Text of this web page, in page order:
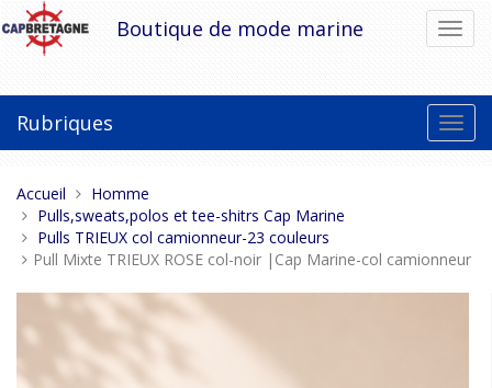
Aller
au
contenu
la
Boutique de mode marine
la
Rubriques
Vous
êtes
ici :
Accueil
Homme
Pulls,sweats,polos et tee-shitrs Cap Marine
Pulls TRIEUX col camionneur-23 couleurs
Pull Mixte TRIEUX ROSE col-noir |Cap Marine-col camionneur